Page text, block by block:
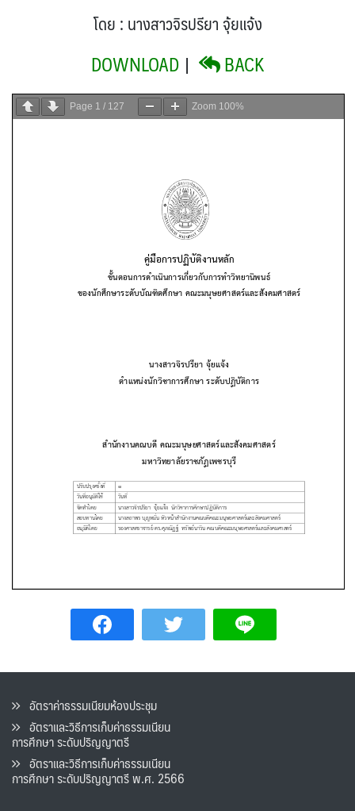
โดย : นางสาวจิรปรียา จุ้ยแจ้ง
DOWNLOAD| BACK
Page 1 / 127 Zoom 100%
อัตราค่าธรรมเนียมห้องประชุม
อัตราและวิธีการเก็บค่าธรรมเนียน
การศึกษา ระดับปริญญาตรี
อัตราและวิธีการเก็บค่าธรรมเนียน
การศึกษา ระดับปริญญาตรี พ.ศ. 2566